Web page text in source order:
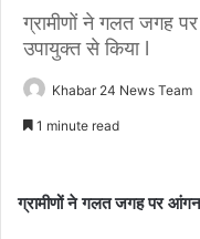
ग्रामीणों ने गलत जगह
उपायुक्त से किया l
Khabar 24 News Team
1 minute read
ग्रामीणों ने गलत जगह पर